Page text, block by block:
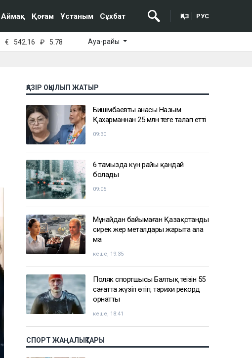
Аймақ Қоғам Ұстаным Сұхбат ҚАЗ РУС
€ 542.16 ₽ 5.78 Ауа-райы
ҚАЗІР ОҚЫЛЫП ЖАТЫР
Бишімбаевтың анасы Назым
Қахарманнан 25 млн теңге талап етті
09:30
6 тамызда күн райы қандай
болады
09:05
Мұнайдан байымаған Қазақстанды
сирек жер металдары жарыта ала
ма
кеше, 19:35
Поляк спортшысы Балтық теңізін 55
сағатта жүзіп өтіп, тарихи рекорд
орнатты
кеше, 18:41
СПОРТ ЖАҢАЛЫҚТАРЫ